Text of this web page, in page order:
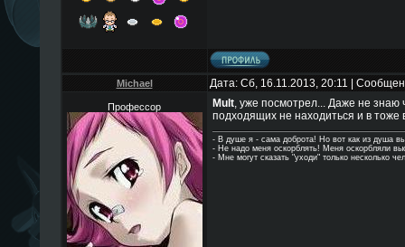
Michael Дата: Сб, 16.11.2013, 20:11 |
Профессор Mult, уже посмотрел... Даже не знаю
подходящих не находиться и в тоже
- В душе я - сама доброта! Но вот как из душа
- Hе надо меня оскорблять! Меня оскорбляли
- Мне могут сказать "уходи" только несколько